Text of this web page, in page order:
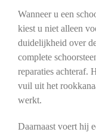
Wanneer u een
kiest u niet alleen
duidelijkheid over
complete
reparaties achteraf.
vuil uit het
werkt.
Daarnaast voert hij